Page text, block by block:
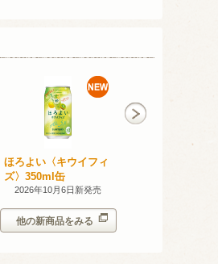
ほろよい〈キウイフィ
ズ〉350ml缶
2026年10月6日新発売
他の新商品をみる